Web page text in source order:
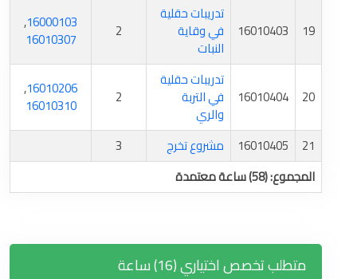
19
16010403
تدريبات حقلية
في وقاية
النبات
2
16000103
,
16010307
20
16010404
تدريبات حقلية
في التربة
والري
2
16010206
,
16010310
21
16010405 مشروع تخرج
3
المجموع: (58) ساعة معتمدة
متطلب تخصص اختياري (16) ساعة